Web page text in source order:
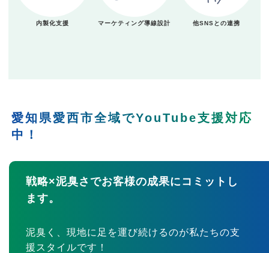
内製化支援 マーケティング導線設計 他SNSとの連携
愛知県愛西市全域でYouTube支援対応
中！
戦略×泥臭さでお客様の成果にコミットし
ます。
泥臭く、現地に足を運び続けるのが私たちの支
援スタイルです！